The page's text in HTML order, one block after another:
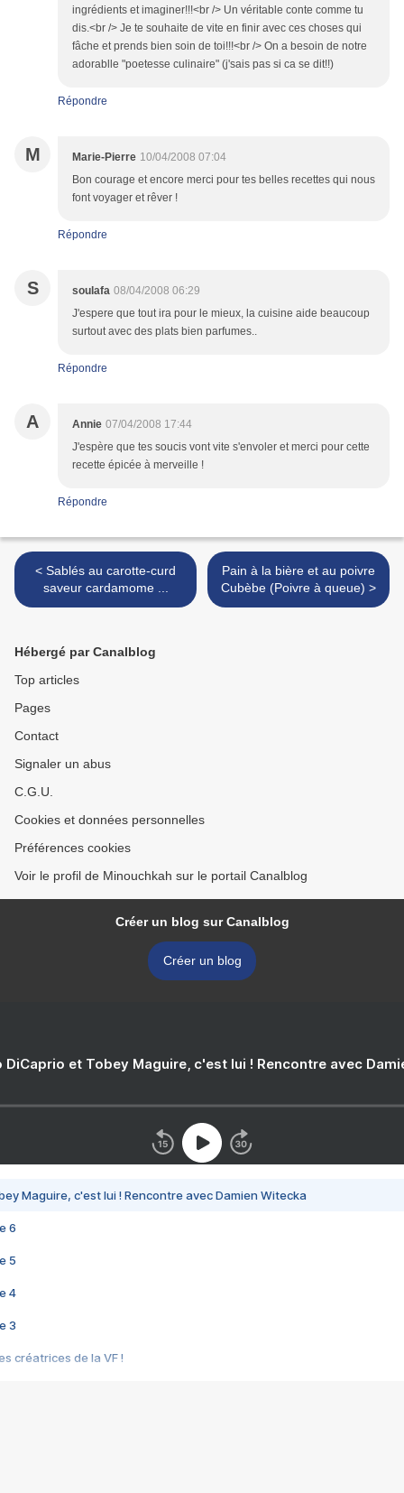
ingrédients et imaginer!!!<br /> Un véritable conte comme tu
dis.<br /> Je te souhaite de vite en finir avec ces choses qui
fâche et prends bien soin de toi!!!<br /> On a besoin de notre
adorablle "poetesse culinaire" (j'sais pas si ca se dit!!)
Répondre
M Marie-Pierre 10/04/2008 07:04
Bon courage et encore merci pour tes belles recettes qui nous
font voyager et rêver !
Répondre
S soulafa 08/04/2008 06:29
J'espere que tout ira pour le mieux, la cuisine aide beaucoup
surtout avec des plats bien parfumes..
Répondre
A Annie 07/04/2008 17:44
J'espère que tes soucis vont vite s'envoler et merci pour cette
recette épicée à merveille !
Répondre
< Sablés au carotte-curd
saveur cardamome ...
Pain à la bière et au poivre
Cubèbe (Poivre à queue) >
Hébergé par Canalblog
Top articles
Pages
Contact
Signaler un abus
C.G.U.
Cookies et données personnelles
Préférences cookies
Voir le profil de Minouchkah sur le portail Canalblog
Créer un blog sur Canalblog
Créer un blog
DiCaprio et Tobey Maguire, c'est lui ! Rencontre avec
Maguire, c'est lui ! Rencontre avec Damien Witecka
6
5
4
3
créatrices de la VF !